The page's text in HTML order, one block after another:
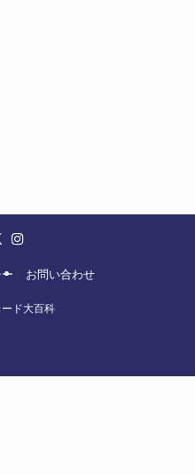
お問い合わせ
ド大百科